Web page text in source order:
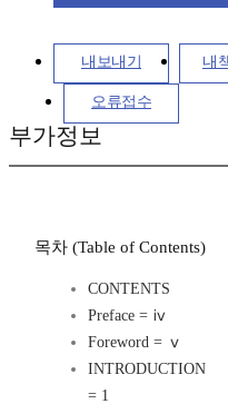
내보내기 내
오류접수
부가정보
목차 (Table of Contents)
CONTENTS
Preface = ⅳ
Foreword = ⅴ
INTRODUCTION
= 1